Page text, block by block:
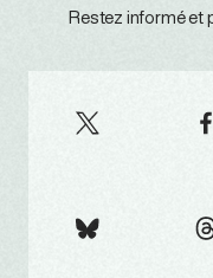
Restez informé et